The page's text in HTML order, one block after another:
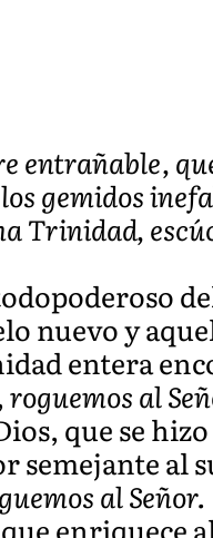
entrañable,
gemidos
Trinidad,
nuevo y
entera
roguemos al
que se
al
al Señor.
enriquece